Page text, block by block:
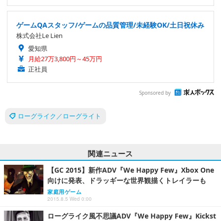
ゲームQAスタッフ/ゲームの品質管理/未経験OK/土日祝休み
株式会社Le Lien
愛知県
月給27万3,800円～45万円
正社員
Sponsored by
ローグライク／ローグライト
関連ニュース
【GC 2015】新作ADV『We Happy Few』Xbox One
向けに発表、ドラッギーな世界観描くトレイラーも
家庭用ゲーム
2015.8.5 Wed 0:00
ローグライク風不思議ADV『We Happy Few』Kickst